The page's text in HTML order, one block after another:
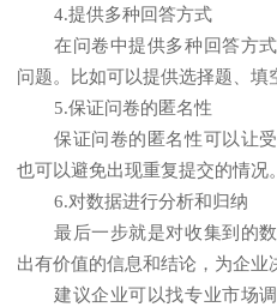
4.提供多种回答方式
在问卷中提供多种回答方
问题。比如可以提供选择题、填
5.保证问卷的匿名性
保证问卷的匿名性可以让
也可以避免出现重复提交的情况。
6.对数据进行分析和归纳
最后一步就是对收集到的
出有价值的信息和结论，为企业
建议企业可以找专业市场